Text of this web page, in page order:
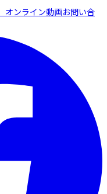
オンライン動画お問い合